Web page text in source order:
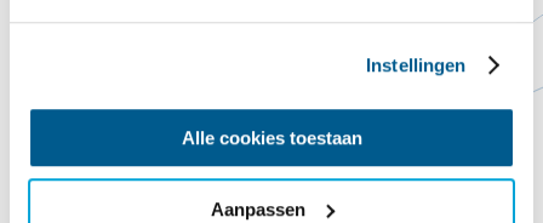
Instellingen
Alle cookies toestaan
Aanpassen